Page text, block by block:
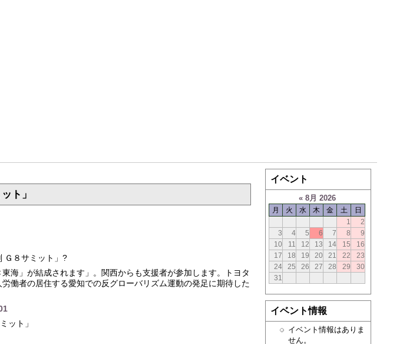
ト」
Ｇ８サミット」?
海」が結成されます」。関西からも支援者が参加します。トヨタ
働者の居住する愛知での反グローバリズム運動の発足に期待した
ット」
イベント
« 8月 2026
月 火 水 木 金 土
日
1
2
3
4 5 6 7 8
9
10
11 12 13 14 15
16
17
18 19 20 21 22
23
24
25 26 27 28 29
30
31
イベント情報
イベント情報はありま
せん。